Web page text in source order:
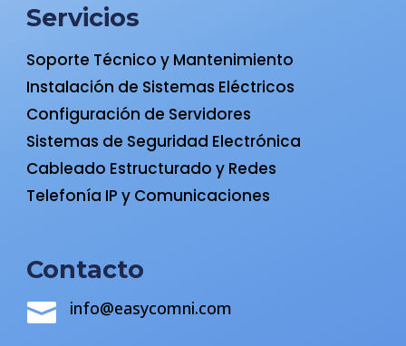
Servicios
Soporte Técnico y Mantenimiento
Instalación de Sistemas Eléctricos
Configuración de Servidores
Sistemas de Seguridad Electrónica
Cableado Estructurado y Redes
Telefonía IP y Comunicaciones
Contacto
 info@easycomni.com